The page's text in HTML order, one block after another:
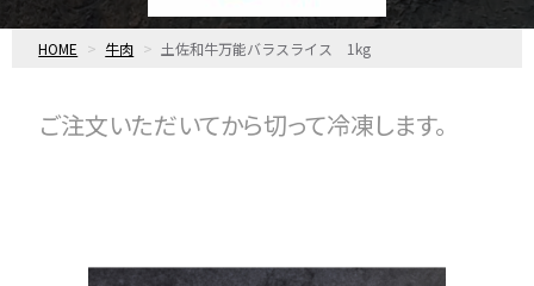
HOME 牛肉 土佐和牛万能バラスライス 1kg
ご注文いただいてから切って冷凍します。